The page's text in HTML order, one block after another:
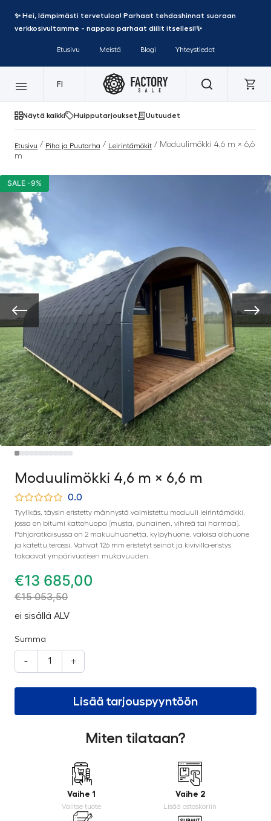
✨ Hei, lämpimästi tervetuloa! Parhaat tehdashinnat suoraan
verkkosivultamme - nappaa parhaat diilit itsellesi!✨
Etusivu Meistä Blogi Yhteystiedot
FI
Näytä kaikki Huipputarjoukset Uutuudet
Etusivu / Piha ja Puutarha / Leirintämökit / Moduulimökki 4,6 m × 6,6
m
SALE -9%
Moduulimökki 4,6 m × 6,6 m
0.0
Tyylikäs, täysin eristetty männystä valmistettu moduuli leirintämökki,
jossa on bitumi kattohuopa (musta, punainen, vihreä tai harmaa).
Pohjaratkaisussa on 2 makuuhuonetta, kylpyhuone, valoisa olohuone
ja katettu terassi. Vahvat 126 mm eristetyt seinät ja kivivilla-eristys
takaavat ympärivuotisen mukavuuden.
€13 685,00
€15 053,50
ei sisällä ALV
Summa
- +
Lisää tarjouspyyntöön
Miten tilataan?
Vaihe 1
Valitse tuote
Vaihe 2
Lisää ostoskoriin